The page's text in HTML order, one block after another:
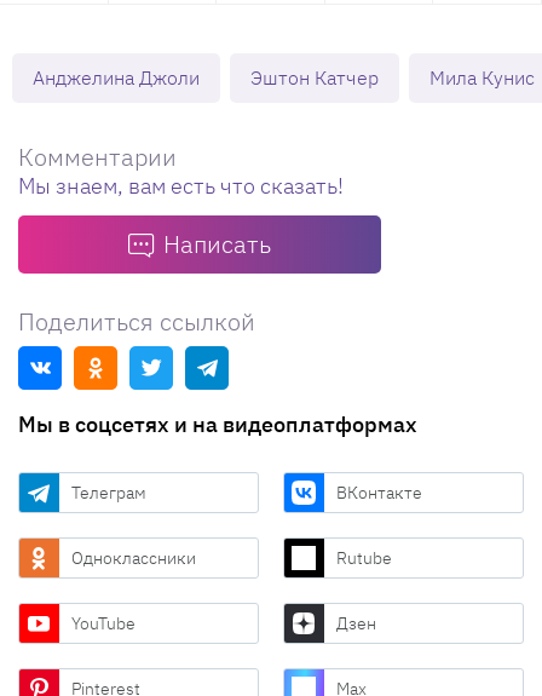
Анджелина Джоли Эштон Катчер Мила Кунис
Комментарии
Мы знаем, вам есть что сказать!
Написать
Поделиться ссылкой
Мы в соцсетях и на видеоплатформах
Телеграм ВКонтакте
Одноклассники Rutube
YouTube Дзен
Pinterest Max